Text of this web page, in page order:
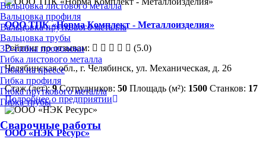
Вальцовка листового металла
Вальцовка профиля
Вальцовка пруткового металла
Вальцовка трубы
3D-гибка проволоки
Гибка листового металла
Гибка на прессе
Гибка профиля
Гибка пруткового металла
Гибка трубы
Сварочные работы
ООО ТПК «Норма Комплект - Металлоизделия»
Рейтинг по отзывам:
(5.0)
Челябинская обл., г. Челябинск, ул. Механическая, д. 26
Стаж (лет):9 Сотрудников: 50 Площадь (м²): 1500 Станков: 17
Подробнее о предприятии
ООО «НЭК Ресурс»